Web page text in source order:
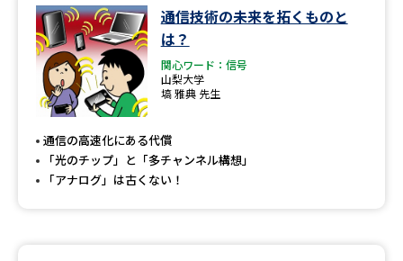
オープンキャンパス検索 実施プログラムから探す
来場型・Web型イベント特集 夢ナビライブ
受験準備
通信技術の未来を拓くものと
は？
関心ワード：信号
山梨大学
塙 雅典 先生
通信の高速化にある代償
「光のチップ」と「多チャンネル構想」
「アナログ」は古くない！